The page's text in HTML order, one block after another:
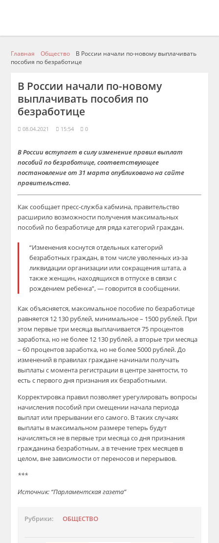
Главная Общество
В России начали по-новому выплачивать
пособия по безработице
В России начали по-новому
выплачивать пособия по
безработице
08.04.2021 15:54 0
В России вступает в силу изменение правил выплат
пособий по безработице, соответствующее
постановление от 31 марта опубликовано на сайте
правительства.
Как сообщает пресс-служба кабмина, правительство
расширило возможности получения максимальных
пособий по безработице для ряда категорий граждан.
“Изменения коснутся отдельных категорий
безработных граждан, в том числе уволенных из-за
ликвидации организации или сокращения штата, а
также женщин, находящихся в отпуске в связи с
рождением ребенка”, — говорится в сообщении.
Как объясняется, максимальное пособие по безработице
равняется 12 130 рублей, минимальное – 1500 рублей. При
этом первые три месяца выплачивается 75 процентов
заработка, но не более 12 130 рублей, а вторые три месяца
– 60 процентов заработка, но не более 5000 рублей. До
изменений в правилах граждане начинали получать
выплаты с момента регистрации в центре занятости, то
есть с первого дня признания их безработными.
Корректировка правил позволяет урегулировать вопросы
начисления пособий при смещении начала периода
выплат или прерывании его самого. В таких случаях
выплаты в максимальном размере теперь будут
начисляться не в первые три месяца со дня признания
гражданина безработным, а в течение трех месяцев в
целом, вне зависимости от переносов и перерывов.
***
Источник: “Парламентская газета”
Рубрики: ОБЩЕСТВО